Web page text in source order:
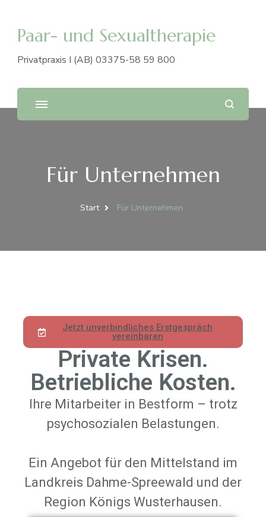
Paar- und Sexualtherapie
Privatpraxis I (AB) 03375-58 59 800
Für Unternehmen
Start Für Unternehmen
Jetzt unverbindliches Erstgespräch
vereinbaren
Private Krisen.
Betriebliche Kosten.
Ihre Mitarbeiter in Bestform – trotz
psychosozialen Belastungen.
Ein Angebot für den Mittelstand im
Landkreis Dahme-Spreewald und der
Region Königs Wusterhausen.